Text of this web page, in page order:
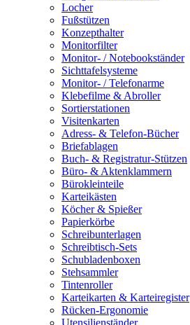
Locher
Fußstützen
Konzepthalter
Monitorfilter
Monitor- / Notebookständer
Sichttafelsysteme
Monitor- / Telefonarme
Klebefilme & Abroller
Sortierstationen
Visitenkarten
Adress- & Telefon-Bücher
Briefablagen
Buch- & Registratur-Stützen
Büro- & Aktenklammern
Bürokleinteile
Karteikästen
Köcher & Spießer
Papierkörbe
Schreibunterlagen
Schreibtisch-Sets
Schubladenboxen
Stehsammler
Tintenroller
Karteikarten & Karteiregister
Rücken-Ergonomie
Utensilienständer